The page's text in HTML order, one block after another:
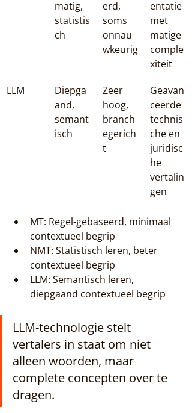
matig,
statistis
ch
erd,
soms
onnau
wkeurig
entatie
met
matige
comple
xiteit
LLM
Diepga
and,
semant
isch
Zeer
hoog,
branch
egerich
t
Geavan
ceerde
technis
che en
juridisc
he
vertalin
gen
MT: Regel-gebaseerd, minimaal
contextueel begrip
NMT: Statistisch leren, beter
contextueel begrip
LLM: Semantisch leren,
diepgaand contextueel begrip
LLM-technologie stelt
vertalers in staat om niet
alleen woorden, maar
complete concepten over te
dragen.